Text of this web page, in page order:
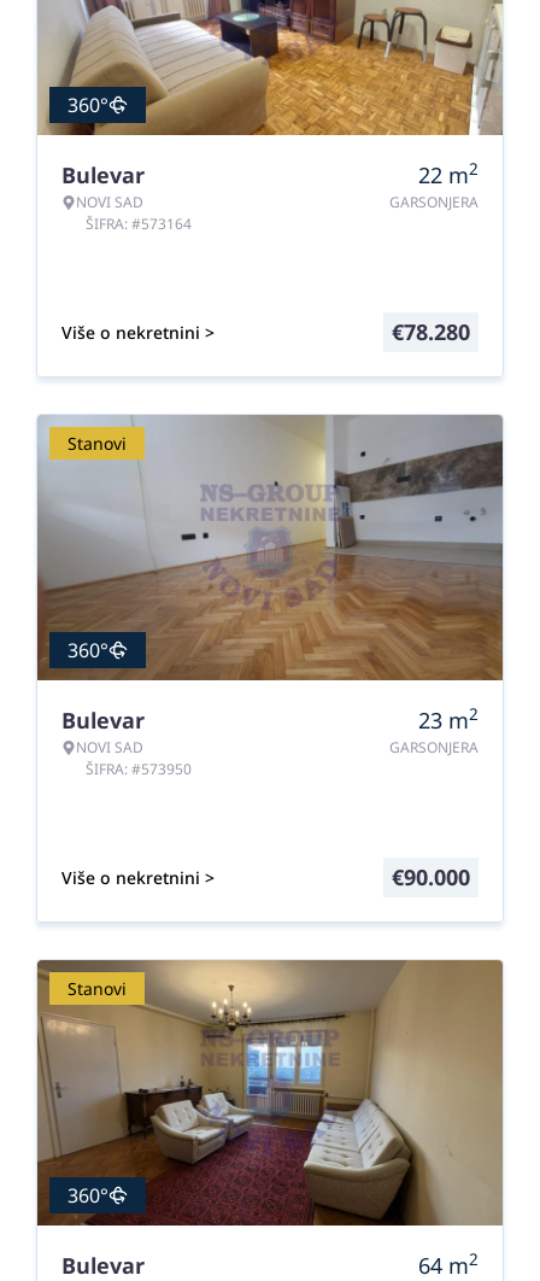
360°
Bulevar
NOVI SAD
ŠIFRA: #573164
22 m2
GARSONJERA
Više o nekretnini > €78.280
Stanovi
360°
Bulevar
NOVI SAD
ŠIFRA: #573950
23 m2
GARSONJERA
Više o nekretnini > €90.000
Stanovi
360°
Bulevar 64 m2